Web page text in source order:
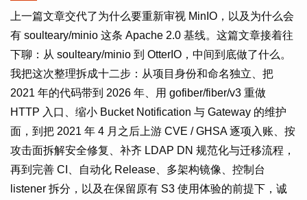
上一篇文章交代了为什么要重新审视 MinIO，以及为什么会
有 soulteary/minio 这条 Apache 2.0 基线。这篇文章接着往
下聊：从 soulteary/minio 到 OtterIO，中间到底做了什么。
我把这次整理拆成十二步：从项目身份和命名独立、把
2021 年的代码带到 2026 年、用 gofiber/fiber/v3 重做
HTTP 入口、缩小 Bucket Notification 与 Gateway 的维护
面，到把 2021 年 4 月之后上游 CVE / GHSA 逐项入账、按
攻击面拆解安全修复、补齐 LDAP DN 规范化与迁移流程，
再到完善 CI、自动化 Release、多架构镜像、控制台
listener 拆分，以及在保留原有 S3 使用体验的前提下，诚